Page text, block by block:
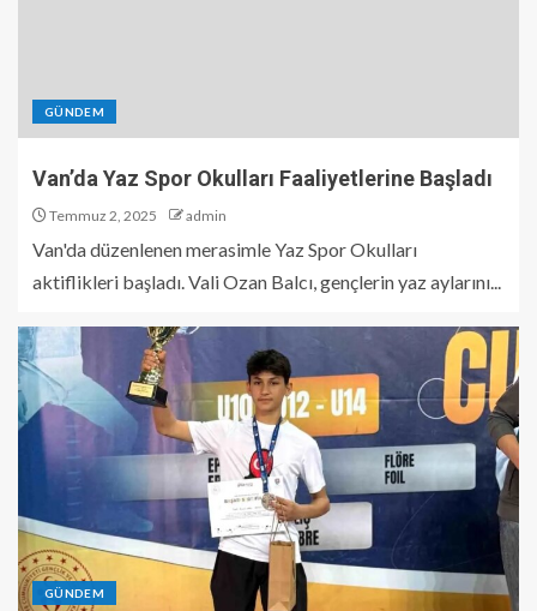
GÜNDEM
Van’da Yaz Spor Okulları Faaliyetlerine Başladı
Temmuz 2, 2025 admin
Van'da düzenlenen merasimle Yaz Spor Okulları
aktiflikleri başladı. Vali Ozan Balcı, gençlerin yaz aylarını...
GÜNDEM